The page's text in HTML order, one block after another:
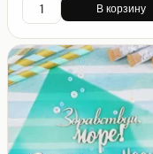
В корзину